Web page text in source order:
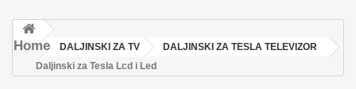
Home DALJINSKI ZA TV
DALJINSKI ZA TESLA TELEVIZOR
Daljinski za Tesla Lcd i Led